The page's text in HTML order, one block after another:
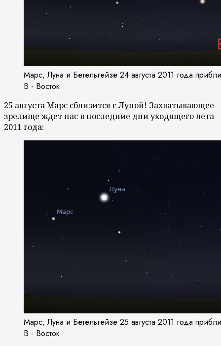
Марс, Луна и Бетельгейзе 24 августа 2011 года
В - Восток
25 августа Марс сблизится с Луной! Захватывающее
зрелище ждет нас в последние дни уходящего лета
2011 года:
Марс, Луна и Бетельгейзе 25 августа 2011 года
В - Восток